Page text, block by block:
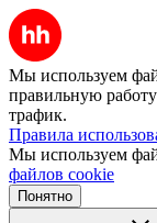
Мы используем
правильную
трафик.
Правила
Мы используем
файлов cookie
Понятно